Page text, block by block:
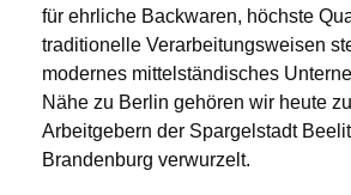
für ehrliche Backwaren, höchste
traditionelle Verarbeitungsweisen
modernes mittelständisches
Nähe zu Berlin gehören wir heute
Arbeitgebern der Spargelstadt
Brandenburg verwurzelt.